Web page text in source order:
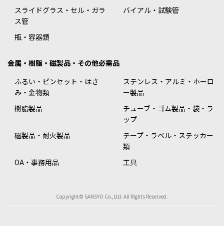
スライドグラス・セル・ガラ
ス管
バイアル・試験管
瓶・容器類
金属・樹脂・磁製品・その他必需品
ふるい・ピンセット・はさ
み・金物類
ステンレス・アルミ・ホーロ
ー製品
樹脂製品
チューブ・ゴム製品・袋・ラ
ップ
磁製品・耐火製品
テープ・ラベル・ステッカー
類
OA・事務用品
工具
Copyright© SANSYO Co.,Ltd. All Rights Reserved.